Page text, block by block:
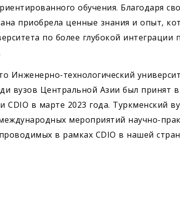
обучения. Благодаря
приобрела ценные знания и опыт,
по более глубокой
Инженерно-технологический
вузов Центральной Азии был принят
CDIO в марте 2023 года. Туркменский
мероприятий научно-
в рамках CDIO в нашей